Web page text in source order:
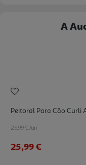
A
Peitoral Para Cão Curli
25.99 €/un
25,99 €